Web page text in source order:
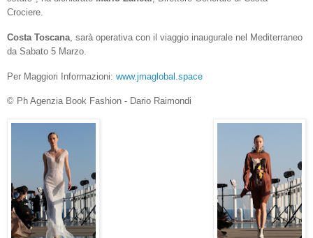
Crociere.
Costa Toscana , sarà operativa con il viaggio inaugurale nel Mediterraneo
da Sabato 5 Marzo.
Per Maggiori Informazioni: www.jmaglobal.space
© Ph Agenzia Book Fashion - Dario Raimondi